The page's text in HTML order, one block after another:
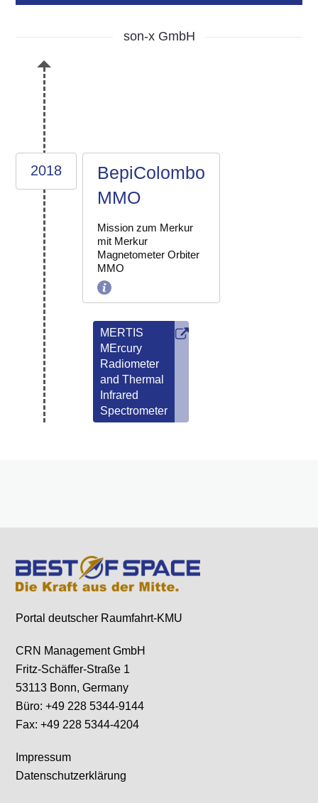
son-x GmbH
2018
BepiColombo
MMO
Mission zum Merkur
mit Merkur
Magnetometer Orbiter
MMO
MERTIS
MErcury
Radiometer
and Thermal
Infrared
Spectrometer
Portal deutscher Raumfahrt-KMU
CRN Management GmbH
Fritz-Schäffer-Straße 1
53113 Bonn, Germany
Büro: +49 228 5344-9144
Fax: +49 228 5344-4204
Impressum
Datenschutzerklärung